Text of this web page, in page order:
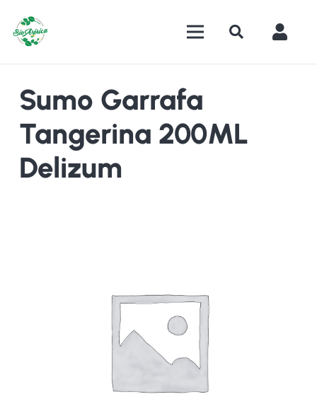
Sumo Garrafa
Tangerina 200ML
Delizum